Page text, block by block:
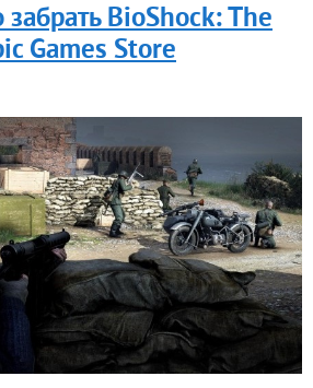
забрать BioShock: The
Games Store